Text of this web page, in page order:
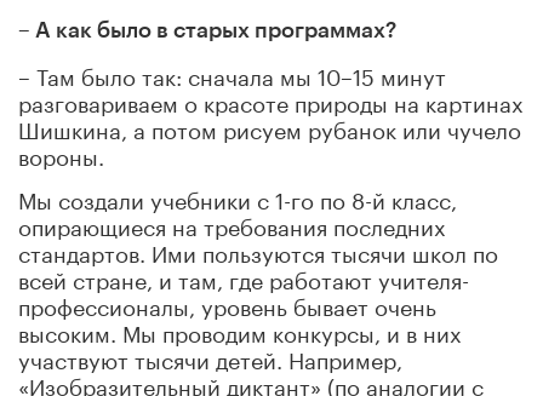
– А как было в старых программах?
– Там было так: сначала мы 10–15 минут
разговариваем о красоте природы на картинах
Шишкина, а потом рисуем рубанок или чучело
вороны.
Мы создали учебники с 1-го по 8-й класс,
опирающиеся на требования последних
стандартов. Ими пользуются тысячи школ по
всей стране, и там, где работают учителя-
профессионалы, уровень бывает очень
высоким. Мы проводим конкурсы, и в них
участвуют тысячи детей. Например,
«Изобразительный диктант» (по аналогии с